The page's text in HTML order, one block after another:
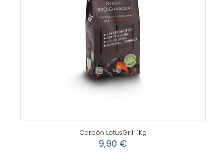
Carbón LotusGrill 1Kg
9,90 €